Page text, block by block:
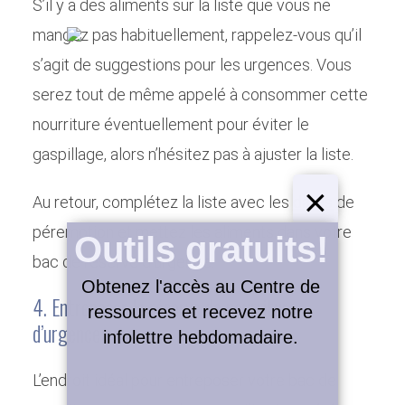
Assembler et gérer une réserve de
nourriture d’urgence
S’il y a des aliments sur la liste que vous ne
mangez pas habituellement, rappelez-vous qu’il
s’agit de suggestions pour les urgences. Vous
serez tout de même appelé à consommer cette
nourriture éventuellement pour éviter le
gaspillage, alors n’hésitez pas à ajuster la liste.
Au retour, complétez la liste avec les dates de
péremption et mettez les aliments dans votre
bac de réserve d’urgence.
4. Entreposer la réserve de nourriture
d’urgence:
L’endroit idéal pour entreposer votre bac de
×
Obtenez l'accès au Centre de
ressources et recevez notre
infolettre hebdomadaire.
Outils gratuits!